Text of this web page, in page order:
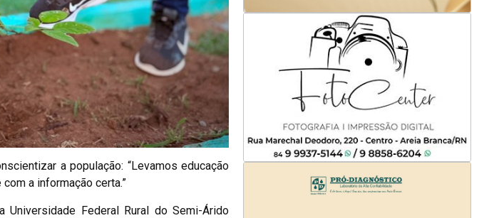
a população: “Levamos educação
a informação certa.”
Universidade Federal Rural do Semi-Árido